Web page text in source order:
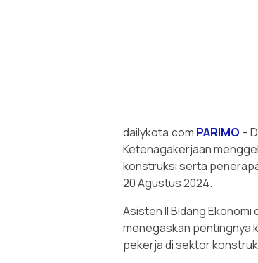
dailykota.com PARIMO –
Ketenagakerjaan
konstruksi serta
20 Agustus 2024.
Asisten II Bidang
menegaskan pentingnya
pekerja di sektor